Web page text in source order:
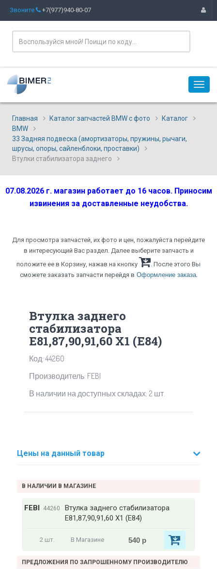
Звоните +7(977)940-80-07
Главная Каталог запчастей BMW с фото
Каталог
BMW
33 Задняя подвеска (амортизаторы, пружины, рычаги,
шрусы, опоры, сайленблоки, проставки)
Втулки стабилизатора заднего
07.08.2026 г. магазин работает до 16 часов. Приносим
извинения за доставленные неудобства.
Для просмотра запчастей, их фото и цен, пожалуйста перейдите
в интересующий Вас раздел. Далее выберите запчасть и
положите ее в Корзину, нажав на кнопку
. После этого Вы
сможете заказать запчасти перейдя в Оформление заказа.
Втулка заднего
стабилизатора
Е81,87,90,91,60 X1 (E84)
Код: 44260
Производитель: FEBI
В наличии на доступных складах: 2 шт.
Цены на данный товар
В НАЛИЧИИ В МАГАЗИНЕ
FEBI 44260
Втулка заднего стабилизатора
Е81,87,90,91,60 X1 (E84)
2 шт. В Магазине 540 р
ПРЕДЛОЖЕНИЯ ПО ЗАПРОШЕННОМУ ПРОИЗВОДИТЕЛЮ